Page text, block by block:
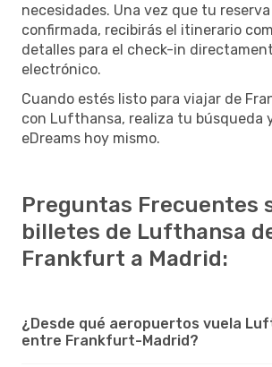
necesidades. Una vez que tu reserva
confirmada, recibirás el itinerario
detalles para el check-in
electrónico.
Cuando estés listo para viajar de
con Lufthansa, realiza tu búsqueda
eDreams hoy mismo.
Preguntas Frecuentes
billetes de Lufthansa
Frankfurt a Madrid:
¿Desde qué aeropuertos vuela
entre Frankfurt-Madrid?